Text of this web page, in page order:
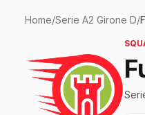
Home/Serie A2 Girone D/